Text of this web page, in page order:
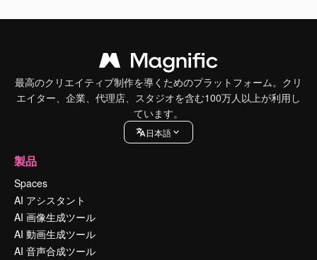
最高のクリエイティブ制作を導くためのプラットフォーム。クリ
エイター、企業、代理店、スタジオを含む100万人以上が利用し
ています。
日本語
製品
Spaces
AI アシスタント
AI 画像生成ツール
AI 動画生成ツール
AI 音声合成ツール